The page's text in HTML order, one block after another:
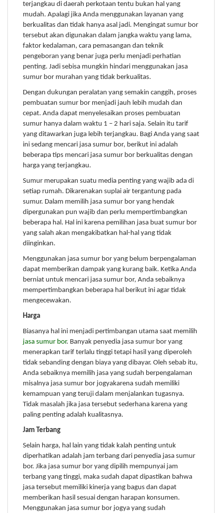
terjangkau di daerah perkotaan tentu bukan hal yang
mudah. Apalagi jika Anda menggunakan layanan yang
berkualitas dan tidak hanya asal jadi. Mengingat sumur bor
tersebut akan digunakan dalam jangka waktu yang lama,
faktor kedalaman, cara pemasangan dan teknik
pengeboran yang benar juga perlu menjadi perhatian
penting. Jadi sebisa mungkin hindari menggunakan jasa
sumur bor murahan yang tidak berkualitas.
Dengan dukungan peralatan yang semakin canggih, proses
pembuatan sumur bor menjadi jauh lebih mudah dan
cepat. Anda dapat menyelesaikan proses pembuatan
sumur hanya dalam waktu 1 – 2 hari saja. Selain itu tarif
yang ditawarkan juga lebih terjangkau. Bagi Anda yang saat
ini sedang mencari jasa sumur bor, berikut ini adalah
beberapa tips mencari jasa sumur bor berkualitas dengan
harga yang terjangkau.
Sumur merupakan suatu media penting yang wajib ada di
setiap rumah. Dikarenakan suplai air tergantung pada
sumur. Dalam memilih jasa sumur bor yang hendak
dipergunakan pun wajib dan perlu mempertimbangkan
beberapa hal. Hal ini karena pemilihan jasa buat sumur bor
yang salah akan mengakibatkan hal-hal yang tidak
diinginkan.
Menggunakan jasa sumur bor yang belum berpengalaman
dapat memberikan dampak yang kurang baik. Ketika Anda
berniat untuk mencari jasa sumur bor, Anda sebaiknya
mempertimbangkan beberapa hal berikut ini agar tidak
mengecewakan.
Harga
Biasanya hal ini menjadi pertimbangan utama saat memilih
jasa sumur bor. Banyak penyedia jasa sumur bor yang
menerapkan tarif terlalu tinggi tetapi hasil yang diperoleh
tidak sebanding dengan biaya yang dibayar. Oleh sebab itu,
Anda sebaiknya memilih jasa yang sudah berpengalaman
misalnya jasa sumur bor jogyakarena sudah memiliki
kemampuan yang teruji dalam menjalankan tugasnya.
Tidak masalah jika jasa tersebut sederhana karena yang
paling penting adalah kualitasnya.
Jam Terbang
Selain harga, hal lain yang tidak kalah penting untuk
diperhatikan adalah jam terbang dari penyedia jasa sumur
bor. Jika jasa sumur bor yang dipilih mempunyai jam
terbang yang tinggi, maka sudah dapat dipastikan bahwa
jasa tersebut memiliki kinerja yang bagus dan dapat
memberikan hasil sesuai dengan harapan konsumen.
Menggunakan jasa sumur bor jogya yang sudah